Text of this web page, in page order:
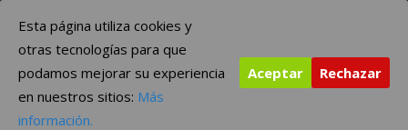
contenido
The Borderline Music
Etiqueta:Lungfish
Publicada
abril 17, 2012
Esta página utiliza cookies y
otras tecnologías para que
podamos mejorar su experiencia
en nuestros sitios: Más
información.
Aceptar Rechazar